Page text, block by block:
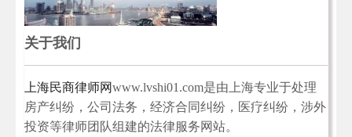
关于我们
上海民商律师网www.lvshi01.com是由上海专业于处理
房产纠纷，公司法务，经济合同纠纷，医疗纠纷，涉外
投资等律师团队组建的法律服务网站。